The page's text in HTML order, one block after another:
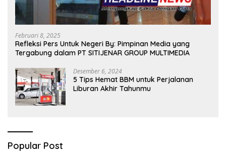
Februari 8, 2025
Refleksi Pers Untuk Negeri By: Pimpinan Media yang
Tergabung dalam PT SITIJENAR GROUP MULTIMEDIA
Desember 6, 2024
5 Tips Hemat BBM untuk Perjalanan
Liburan Akhir Tahunmu
Popular Post